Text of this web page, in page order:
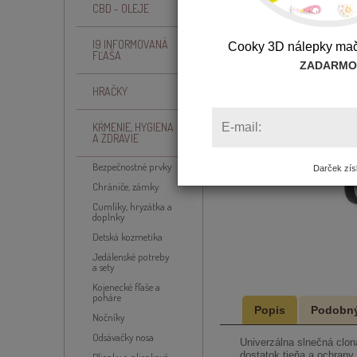
CBD - OLEJE
I9 INFORMOVANÁ
FĽAŠA
HRAČKY
KŔMENIE, HYGIENA
A ZDRAVIE
Bezpečnostné prvky
Chrániče, zámky
Cumlíky, hryzátka a
doplnky
Detská kozmetika
Jedálenské potreby
a sety
Kojenecké fľaše a
poháre
Nočníky
Odsávačky nosa
Popis
Univerzálna slnečná
Cooky 3D nálepky
ZADARMO
E-mail:
Darček